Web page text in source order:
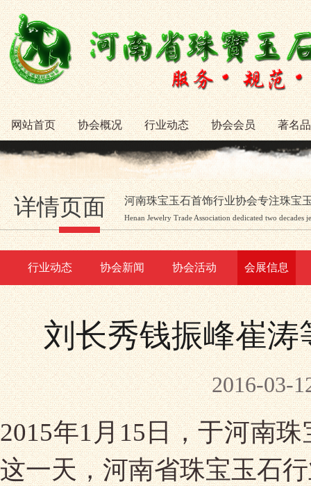
网站首页 协会概况 行业动态 协会会员 著名
详情页面 河南珠宝玉石首饰行业协会专注珠宝
Henan Jewelry Trade Association dedicated two decades
行业动态 协会新闻 协会活动 会展信息
刘长秀钱振峰崔
2016-
2015年1月15日，于河南
这一天，河南省珠宝玉石